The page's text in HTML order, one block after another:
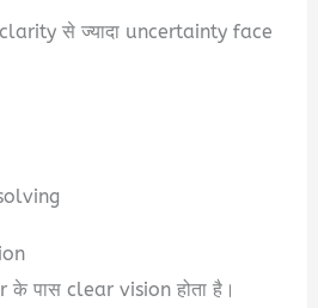
से ज्यादा uncertainty face
पास clear vision होता है।